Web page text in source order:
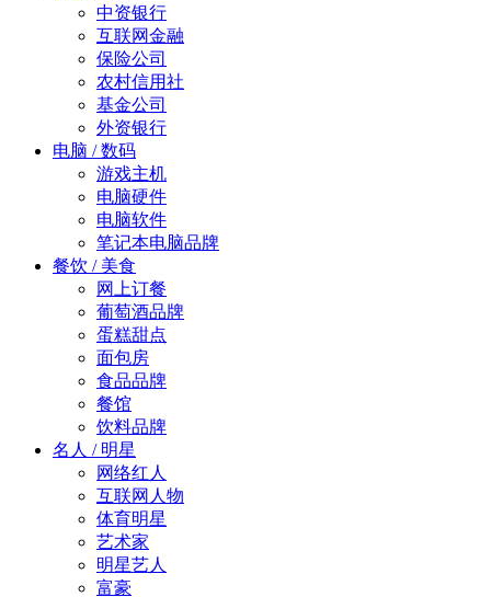
中资银行
互联网金融
保险公司
农村信用社
基金公司
外资银行
电脑 / 数码
游戏主机
电脑硬件
电脑软件
笔记本电脑品牌
餐饮 / 美食
网上订餐
葡萄酒品牌
蛋糕甜点
面包房
食品品牌
餐馆
饮料品牌
名人 / 明星
网络红人
互联网人物
体育明星
艺术家
明星艺人
富豪